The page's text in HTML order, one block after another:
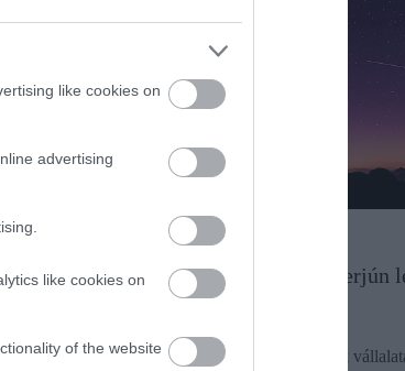
like cookies on
advertising
like cookies on
of the website
fel a saját
savazza
MUNKA
Gyötrelmes állásinterjún
cégéhez
Ahogy korunk űrbáróinak